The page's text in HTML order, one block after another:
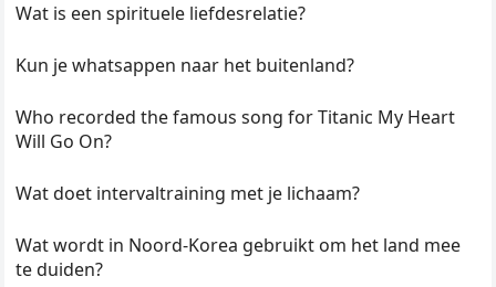
Wat is een spirituele liefdesrelatie?
Kun je whatsappen naar het buitenland?
Who recorded the famous song for Titanic My Heart
Will Go On?
Wat doet intervaltraining met je lichaam?
Wat wordt in Noord-Korea gebruikt om het land mee
te duiden?